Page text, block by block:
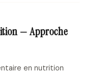
— Approche
en nutrition